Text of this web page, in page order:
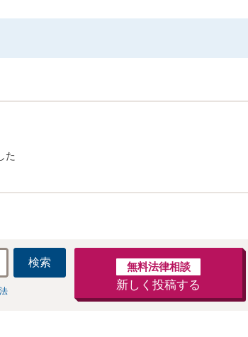
た
検索 無料法律相談
新しく投稿する